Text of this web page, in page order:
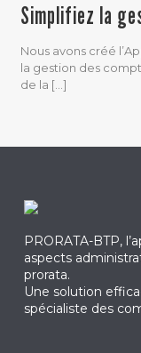
Simplifiez la
Nous avons créé
la gestion des
de la […]
PRORATA-BTP,
aspects
prorata.
Une solution
spécialiste des